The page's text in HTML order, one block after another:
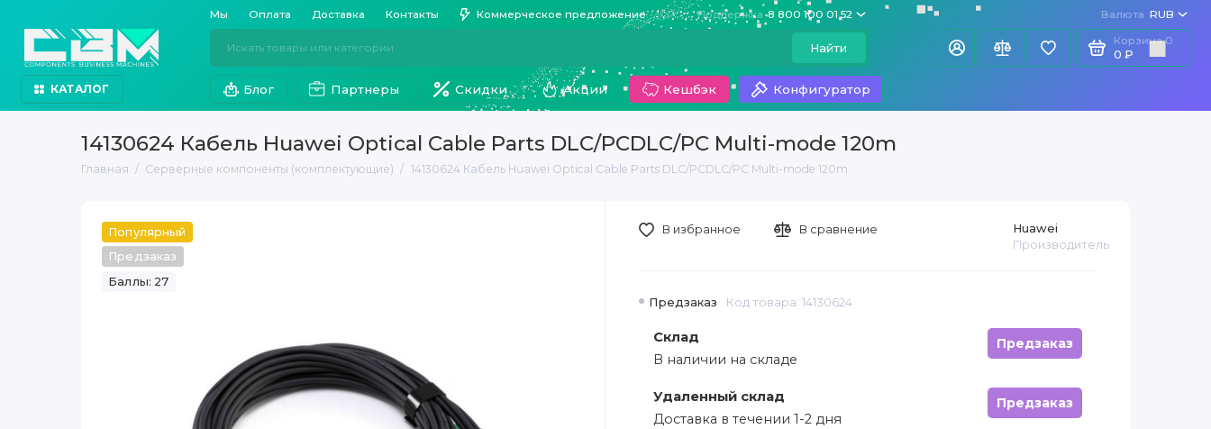
Мы Оплата Доставка Контакты Коммерческое предложение Поддержка 8 800 100 01 52 Валюта RUB
Найти
Корзина 0
0 ₽
КАТАЛОГ Блог Партнеры Скидки Акции Кешбэк Конфигуратор
14130624 Кабель Huawei Optical Cable Parts DLC/PCDLC/PC Multi-mode 120m
Главная Серверные компоненты (комплектующие) 14130624 Кабель Huawei Optical Cable Parts DLC/PCDLC/PC Multi-mode 120m
Популярный
Предзаказ
Баллы: 27
Предзаказ Код товара: 14130624
Huawei
Производитель
Склад
Предзаказ
В наличии на складе
Удаленный склад
Предзаказ
Доставка в течении 1-2 дня
В избранное В сравнение